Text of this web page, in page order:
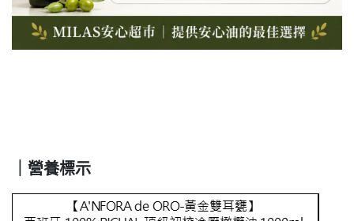
｜營養標示